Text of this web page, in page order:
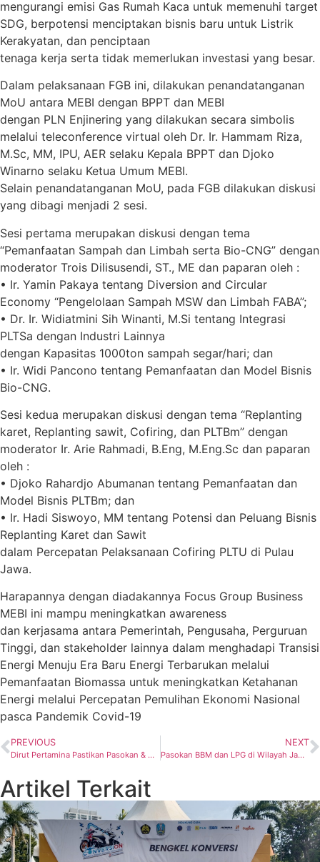
mengurangi emisi Gas Rumah Kaca untuk memenuhi target
SDG, berpotensi menciptakan bisnis baru untuk Listrik
Kerakyatan, dan penciptaan
tenaga kerja serta tidak memerlukan investasi yang besar.
Dalam pelaksanaan FGB ini, dilakukan penandatanganan
MoU antara MEBI dengan BPPT dan MEBI
dengan PLN Enjinering yang dilakukan secara simbolis
melalui teleconference virtual oleh Dr. Ir. Hammam Riza,
M.Sc, MM, IPU, AER selaku Kepala BPPT dan Djoko
Winarno selaku Ketua Umum MEBI.
Selain penandatanganan MoU, pada FGB dilakukan diskusi
yang dibagi menjadi 2 sesi.
Sesi pertama merupakan diskusi dengan tema
“Pemanfaatan Sampah dan Limbah serta Bio-CNG” dengan
moderator Trois Dilisusendi, ST., ME dan paparan oleh :
• Ir. Yamin Pakaya tentang Diversion and Circular
Economy “Pengelolaan Sampah MSW dan Limbah FABA”;
• Dr. Ir. Widiatmini Sih Winanti, M.Si tentang Integrasi
PLTSa dengan Industri Lainnya
dengan Kapasitas 1000ton sampah segar/hari; dan
• Ir. Widi Pancono tentang Pemanfaatan dan Model Bisnis
Bio-CNG.
Sesi kedua merupakan diskusi dengan tema “Replanting
karet, Replanting sawit, Cofiring, dan PLTBm” dengan
moderator Ir. Arie Rahmadi, B.Eng, M.Eng.Sc dan paparan
oleh :
• Djoko Rahardjo Abumanan tentang Pemanfaatan dan
Model Bisnis PLTBm; dan
• Ir. Hadi Siswoyo, MM tentang Potensi dan Peluang Bisnis
Replanting Karet dan Sawit
dalam Percepatan Pelaksanaan Cofiring PLTU di Pulau
Jawa.
Harapannya dengan diadakannya Focus Group Business
MEBI ini mampu meningkatkan awareness
dan kerjasama antara Pemerintah, Pengusaha, Perguruan
Tinggi, dan stakeholder lainnya dalam menghadapi Transisi
Energi Menuju Era Baru Energi Terbarukan melalui
Pemanfaatan Biomassa untuk meningkatkan Ketahanan
Energi melalui Percepatan Pemulihan Ekonomi Nasional
pasca Pandemik Covid-19
PREVIOUS
Dirut Pertamina Pastikan Pasokan & Distribusi BBM Aman
NEXT
Pasokan BBM dan LPG di Wilayah Jawa Tengah dan Yogyakarta Aman
Artikel Terkait